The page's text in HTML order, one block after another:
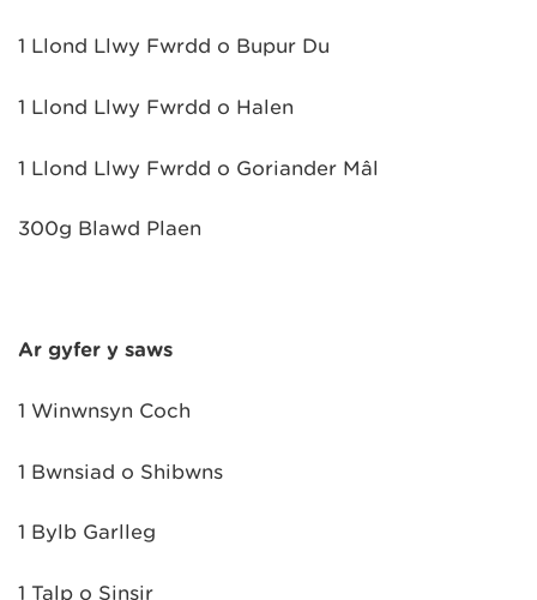
1 Llond Llwy Fwrdd o Bupur Du
1 Llond Llwy Fwrdd o Halen
1 Llond Llwy Fwrdd o Goriander Mâl
300g Blawd Plaen
Ar gyfer y saws
1 Winwnsyn Coch
1 Bwnsiad o Shibwns
1 Bỳlb Garlleg
1 Talp o Sinsir